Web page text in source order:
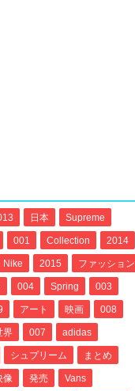
日本 Supreme
001 Collection 2014
Nike 2015 ファッション
004 Spring 003
アート 映画 008
界 007 adidas
シュプリーム まとめ
像 発売 Vans